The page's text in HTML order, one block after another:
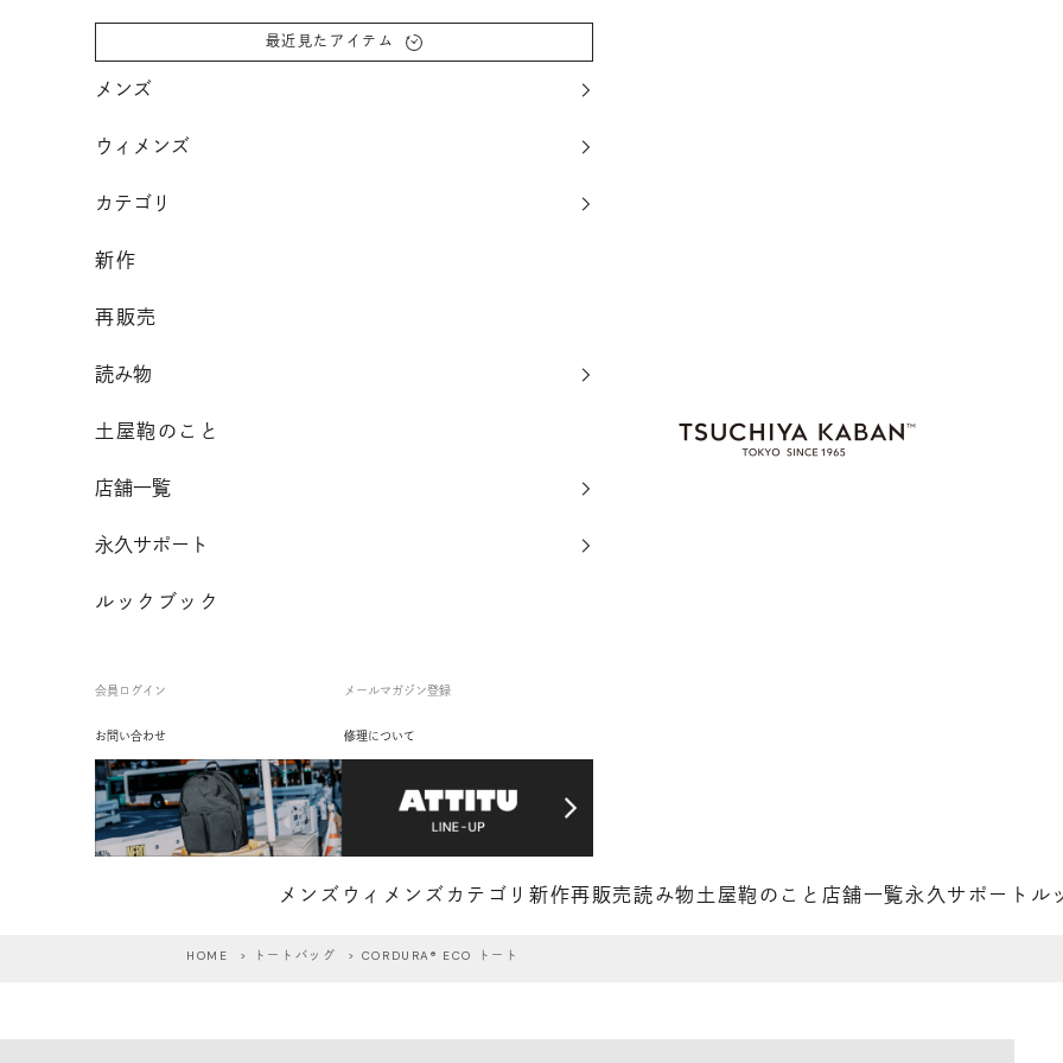
土屋鞄製造所
メンズ ウィメンズカテゴリ新作再販売読み物土屋鞄のこと 店舗一覧永久サポート ル
最近見たアイテム
メンズ
ウィメンズ
カテゴリ
新作
再販売
読み物
土屋鞄のこと
店舗一覧
永久サポート
ルックブック
会員ログイン メールマガジン登録
お問い合わせ 修理について
HOME > トートバッグ > CORDURA® ECO トート